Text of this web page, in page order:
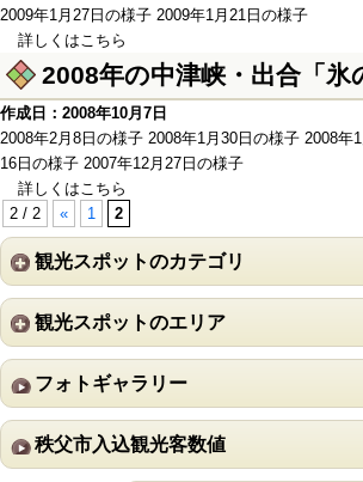
2009年1月27日の様子 2009年1月21日の様子
詳しくはこちら
2008年の中津峡・出合「氷
作成日：2008年10月7日
2008年2月8日の様子 2008年1月30日の様子 2008年
16日の様子 2007年12月27日の様子
詳しくはこちら
2 / 2
« 1 2
観光スポットのカテゴリ
観光スポットのエリア
フォトギャラリー
秩父市入込観光客数値